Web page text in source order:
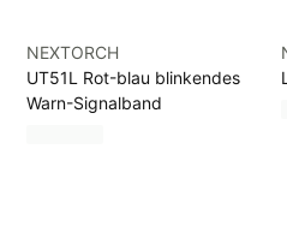
NEXTORCH
UT51L Rot-blau blinkendes
Warn-Signalband